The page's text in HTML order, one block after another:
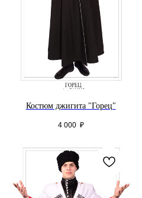
Костюм джигита "Горец"
4 000 ₽